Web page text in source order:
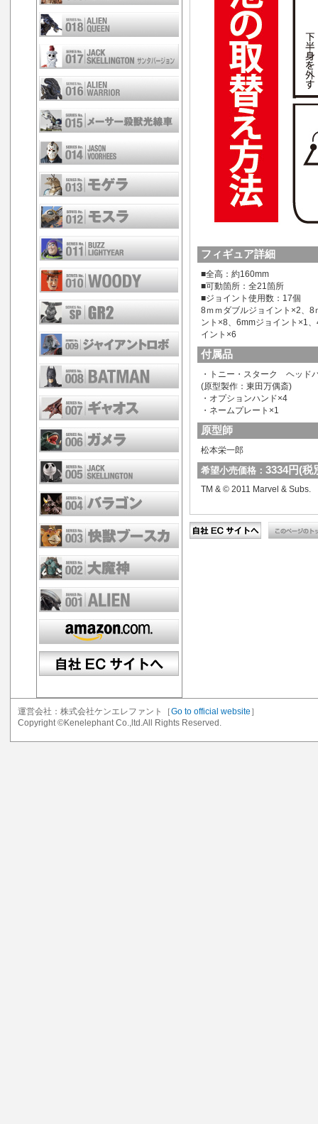
フィギュア詳細
■全高：約160mm
■可動箇所：全21箇所
■ジョイント使用数：17個
8ｍｍダブルジョイント×2、8
ント×8、6mmジョイント×1
イント×6
付属品
・トニー・スターク ヘッド
(原型製作：東田万偶斎)
・オプションハンド×4
・ネームプレート×1
原型師
松本栄一郎
希望小売価格： 3334円(税
TM & © 2011 Marvel & Subs.
運営会社：株式会社ケンエレファント［Go to official website ］
Copyright ©Kenelephant Co.,ltd.All Rights Reserved.